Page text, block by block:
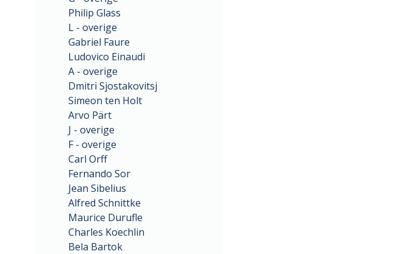
Philip Glass
L - overige
Gabriel Faure
Ludovico Einaudi
A - overige
Dmitri Sjostakovitsj
Simeon ten Holt
Arvo Pärt
J - overige
F - overige
Carl Orff
Fernando Sor
Jean Sibelius
Alfred Schnittke
Maurice Durufle
Charles Koechlin
Bela Bartok